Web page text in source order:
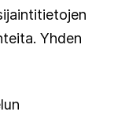
Yhden